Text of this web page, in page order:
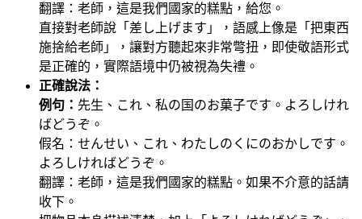
翻譯：老師，這是我們國家的糕點，給您。
直接對老師說「差し上げます」，語感上像是「把東西
施捨給老師」，讓對方聽起來非常彆扭，即使敬語形式
是正確的，實際語境中仍被視為失禮。
正確說法：
例句： 先生、これ、私の国のお菓子です。よろしけれ
ばどうぞ。
假名：せんせい、これ、わたしのくにのおかしです。
よろしければどうぞ。
翻譯：老師，這是我們國家的糕點。如果不介意的話請
收下。